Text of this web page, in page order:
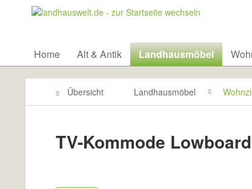
Home Alt & Antik Landhausmöbel
Übersicht Landhausmöbel
TV-Kommode